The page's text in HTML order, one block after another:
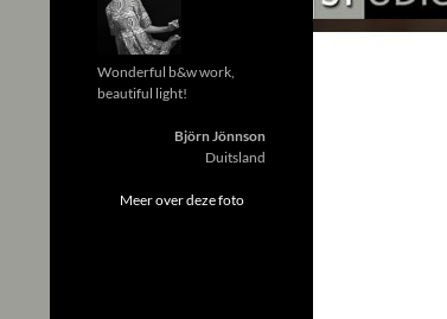
Wonderful b&w work,
beautiful light!
Björn Jönnson
Duitsland
Meer over deze foto